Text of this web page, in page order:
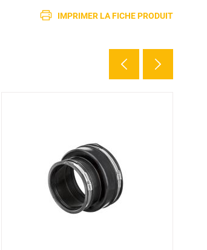
IMPRIMER LA FICHE PRODUIT